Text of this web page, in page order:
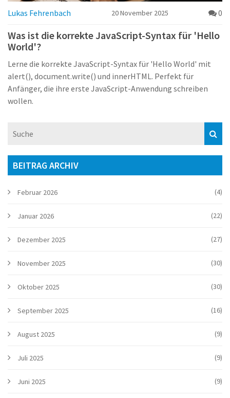
Lukas Fehrenbach 20 November 2025 0
Was ist die korrekte JavaScript-Syntax für 'Hello
World'?
Lerne die korrekte JavaScript-Syntax für 'Hello World' mit
alert(), document.write() und innerHTML. Perfekt für
Anfänger, die ihre erste JavaScript-Anwendung schreiben
wollen.
BEITRAG ARCHIV
Februar 2026 (4)
Januar 2026 (22)
Dezember 2025 (27)
November 2025 (30)
Oktober 2025 (30)
September 2025 (16)
August 2025 (9)
Juli 2025 (9)
Juni 2025 (9)